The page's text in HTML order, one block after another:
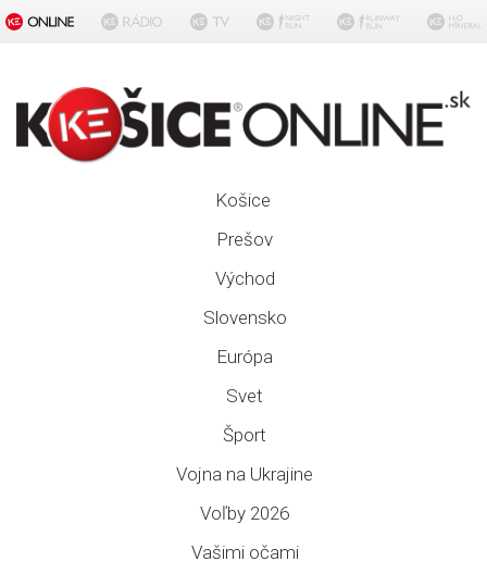
Košice
Prešov
Východ
Slovensko
Európa
Svet
Šport
Vojna na Ukrajine
Voľby 2026
Vašimi očami